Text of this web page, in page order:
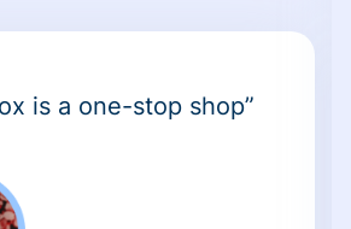
is a one-stop shop”